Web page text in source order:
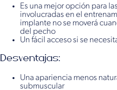
Es una mejor opción para
involucradas en el
implante no se moverá
del pecho
Un fácil acceso si se
Desventajas:
Una apariencia menos
submuscular